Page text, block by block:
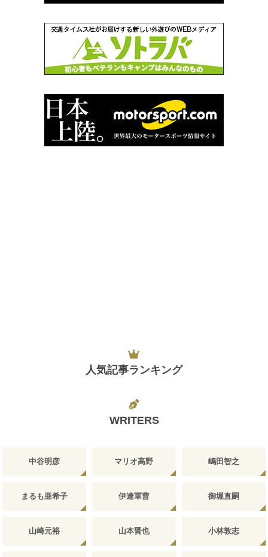
人気記事ランキング
WRITERS
中谷明彦 マリオ高野 嶋田智之
まるも亜希子 伊達軍曹 御堀直嗣
山崎元裕 山本晋也 小林敦志